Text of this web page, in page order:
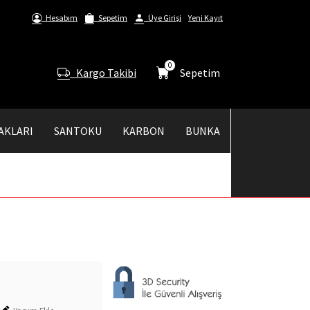
Hesabım Sepetim Üye Girişi Yeni Kayıt
Kargo Takibi Sepetim
0
SANTOKU KARBON BUNKA